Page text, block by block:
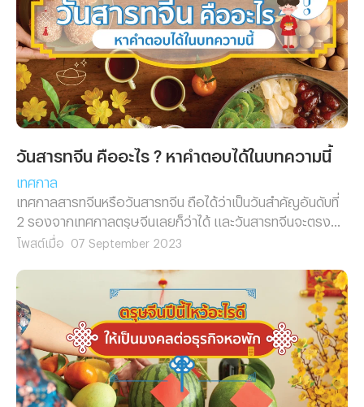
วันสารทจีน คืออะไร ? หาคำตอบได้ในบทความนี้
เทศกาล
เทศกาลสารทจีนหรือวันสารทจีน ถือได้ว่าเป็นวันสำคัญอันดับที่
2 รองจากเทศกาลตรุษจีนเลยก็ว่าได้ และวันสารทจีนจะตรงกับ
วันที่ 15 เดือน 7 ตามปฏิทินทางจันทรคติของทุกๆ ปี
โพสต์เมื่อ 07 September 2023